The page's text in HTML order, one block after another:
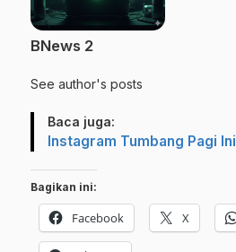
BNews 2
See author's posts
Baca juga:
Instagram Tumbang Pagi Ini
Bagikan ini:
Facebook X